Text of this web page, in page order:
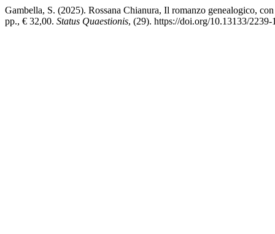
Gambella, S. (2025). Rossana Chianura, Il romanzo genealogico,
pp., € 32,00. Status Quaestionis, (29). https://doi.org/10.13133/2239-